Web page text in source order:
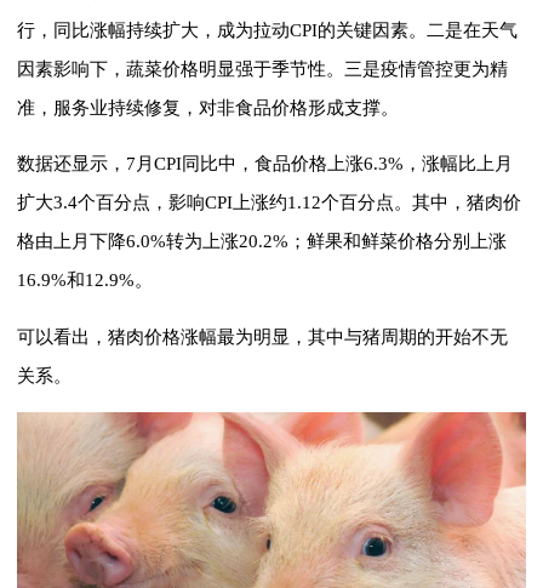
行，同比涨幅持续扩大，成为拉动CPI的关键因素。二是在天气
因素影响下，蔬菜价格明显强于季节性。三是疫情管控更为精
准，服务业持续修复，对非食品价格形成支撑。
数据还显示，7月CPI同比中，食品价格上涨6.3%，涨幅比上月
扩大3.4个百分点，影响CPI上涨约1.12个百分点。其中，猪肉价
格由上月下降6.0%转为上涨20.2%；鲜果和鲜菜价格分别上涨
16.9%和12.9%。
可以看出，猪肉价格涨幅最为明显，其中与猪周期的开始不无
关系。